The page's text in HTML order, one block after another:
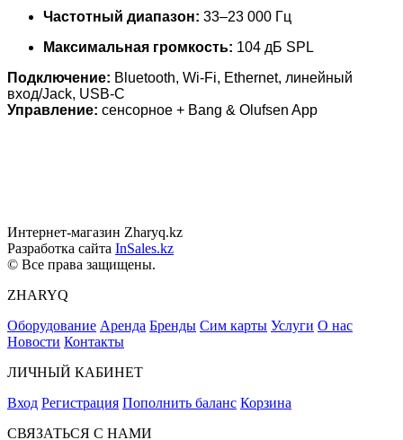
Частотный диапазон: 33–23 000 Гц
Максимальная громкость: 104 дБ SPL
Подключение: Bluetooth, Wi-Fi, Ethernet, линейный
вход/Jack, USB-C
Управление: сенсорное + Bang & Olufsen App
Интернет-магазин Zharyq.kz
Разработка сайта InSales.kz
© Все права защищены.
ZHARYQ
Оборудование Аренда Бренды Сим карты Услуги О нас
Новости Контакты
ЛИЧНЫЙ КАБИНЕТ
Вход Регистрация Пополнить баланс Корзина
СВЯЗАТЬСЯ С НАМИ